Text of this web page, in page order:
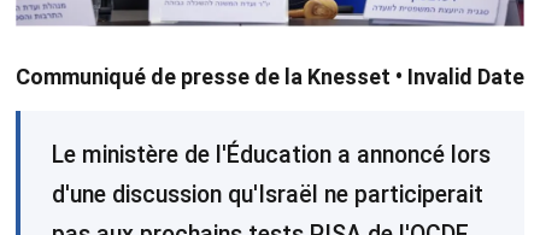
Communiqué de presse de la Knesset • Invalid Date
Le ministère de l'Éducation a annoncé lors
d'une discussion qu'Israël ne participerait